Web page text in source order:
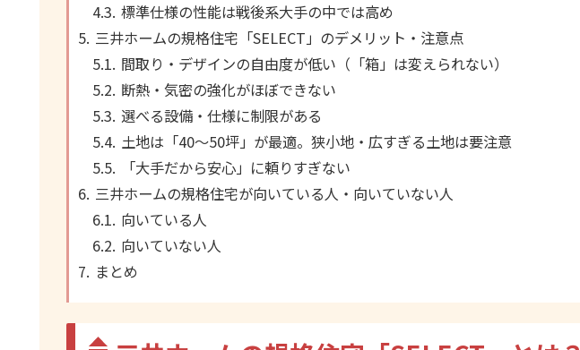
標準仕様の性能は戦後系大手の中では高め
三井ホームの規格住宅「SELECT」のデメリット・注意点
間取り・デザインの自由度が低い（「箱」は変えられない）
断熱・気密の強化がほぼできない
選べる設備・仕様に制限がある
土地は「40〜50坪」が最適。狭小地・広すぎる土地は要注意
「大手だから安心」に頼りすぎない
三井ホームの規格住宅が向いている人・向いていない人
向いている人
向いていない人
まとめ